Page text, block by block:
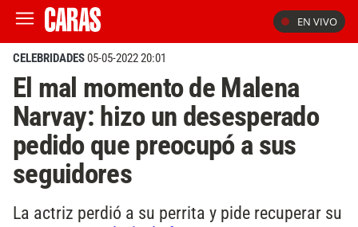
EN VIVO
CELEBRIDADES05-05-2022 20:01
El mal momento de Malena
Narvay: hizo un desesperado
pedido que preocupó a sus
seguidores
La actriz perdió a su perrita y pide recuperar su